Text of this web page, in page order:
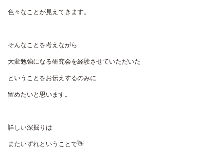
色々なことが見えてきます。
そんなことを考えながら
大変勉強になる研究会を経験させていただいた
ということをお伝えするのみに
留めたいと思います。
詳しい深掘りは
またいずれということで👋